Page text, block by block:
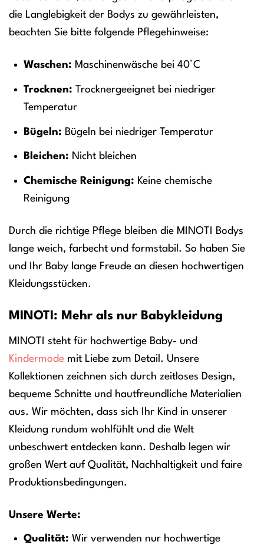
die Langlebigkeit der Bodys zu gewährleisten,
beachten Sie bitte folgende Pflegehinweise:
Waschen: Maschinenwäsche bei 40°C
Trocknen: Trocknergeeignet bei niedriger
Temperatur
Bügeln: Bügeln bei niedriger Temperatur
Bleichen: Nicht bleichen
Chemische Reinigung: Keine chemische
Reinigung
Durch die richtige Pflege bleiben die MINOTI Bodys
lange weich, farbecht und formstabil. So haben Sie
und Ihr Baby lange Freude an diesen hochwertigen
Kleidungsstücken.
MINOTI: Mehr als nur Babykleidung
MINOTI steht für hochwertige Baby- und
Kindermode mit Liebe zum Detail. Unsere
Kollektionen zeichnen sich durch zeitloses Design,
bequeme Schnitte und hautfreundliche Materialien
aus. Wir möchten, dass sich Ihr Kind in unserer
Kleidung rundum wohlfühlt und die Welt
unbeschwert entdecken kann. Deshalb legen wir
großen Wert auf Qualität, Nachhaltigkeit und faire
Produktionsbedingungen.
Unsere Werte:
Qualität: Wir verwenden nur hochwertige